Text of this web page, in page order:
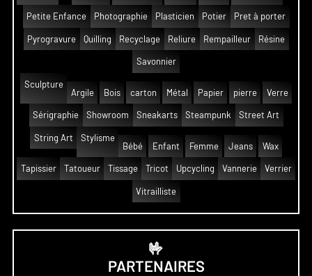
Petite Enfance Photographie Plasticien Potier Pret à porter
Pyrogravure Quilling Recyclage Reliure Rempailleur Résine
Savonnier
Sculpture
Argile
Bois carton Métal Papier pierre Verre
Sérigraphie Showroom Sneakarts Steampunk Street Art
String Art
Stylisme
Bébé
Enfant Femme Jeans Wax
Tapissier Tatoueur Tissage Tricot Upcycling Vannerie Verrier
Vitrailliste
🤟
PARTENAIRES